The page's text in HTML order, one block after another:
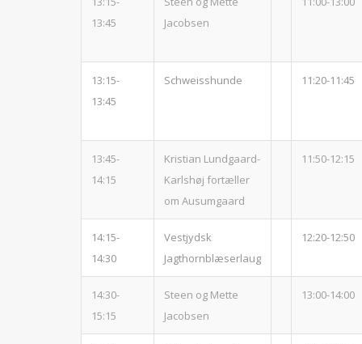
13:45
Jacobsen
13:15-
13:45
Schweisshunde 11:20-11:45
13:45-
14:15
Kristian Lundgaard-
Karlshøj fortæller
om Ausumgaard
11:50-12:15
14:15-
14:30
Vestjydsk
Jagthornblæserlaug
12:20-12:50
14:30-
15:15
Steen og Mette
Jacobsen
13:00-14:00